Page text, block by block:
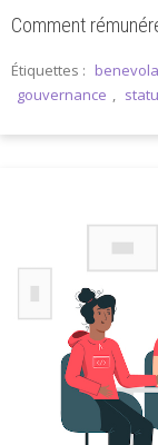
Comment
Étiquettes :
gouvernance ,